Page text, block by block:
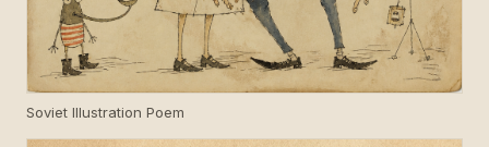
Soviet Illustration Poem